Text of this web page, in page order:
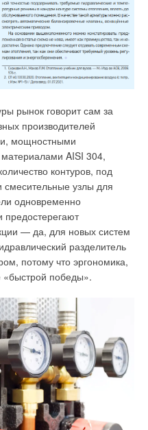
рынок говорит сам за
производителей
мощностными
материалами AISI 304,
контуров, под
смесительные узлы для
одновременно
предостерегают
— да, для новых систем
разделитель
потому что эргономика,
«быстрой победы».
по каналу
систем
следующих
и максимальное
и степень затухания (табл.
вывод о том, что
чем система с ПИ-
сокращённым временем
и значительным
О преимуществе
также повышенный
при изменении входного
сигнала